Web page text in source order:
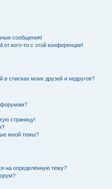
сообщения!
кого-то с этой конференции!
в списках моих друзей и недругов?
форумам?
страницу!
мной темы?
на определённую тему?